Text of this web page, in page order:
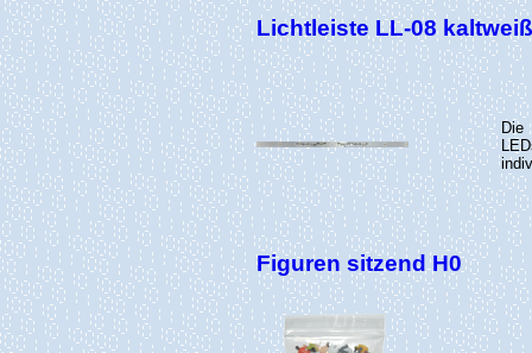
Lichtleiste LL-08
Die
Figuren sitzend H0